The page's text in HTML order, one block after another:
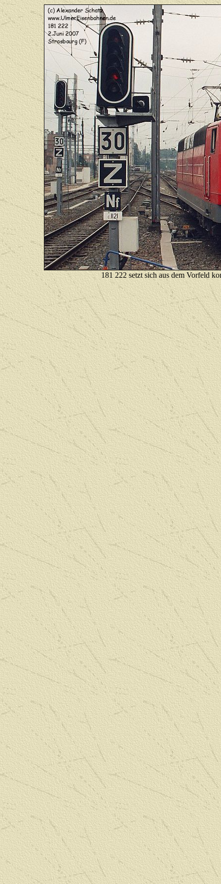
181 222 setzt sich aus dem Vorfeld